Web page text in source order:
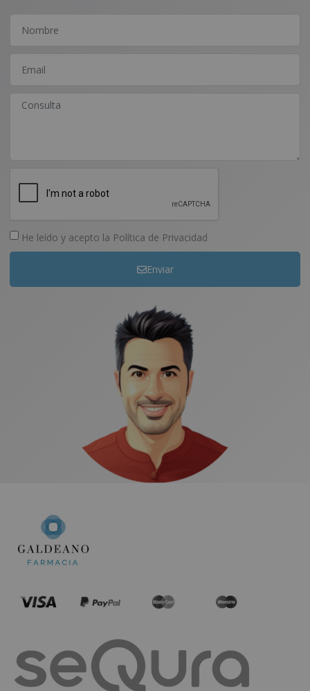
He leído y acepto la Política de Privacidad
Enviar